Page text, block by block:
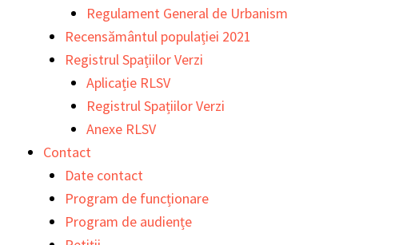
Regulament General de Urbanism
Recensământul populației 2021
Registrul Spațiilor Verzi
Aplicație RLSV
Registrul Spațiilor Verzi
Anexe RLSV
Contact
Date contact
Program de funcționare
Program de audiențe